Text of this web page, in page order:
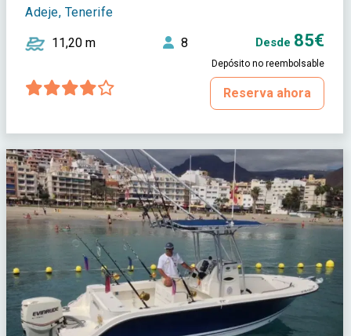
Adeje, Tenerife
11,20 m 8 Desde 85€
Depósito no reembolsable
Reserva ahora